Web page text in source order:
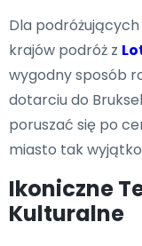
Dla
krajów podróż z
wygodny sposób
dotarciu do
poruszać się po
miasto tak
Ikoniczne
Kulturalne